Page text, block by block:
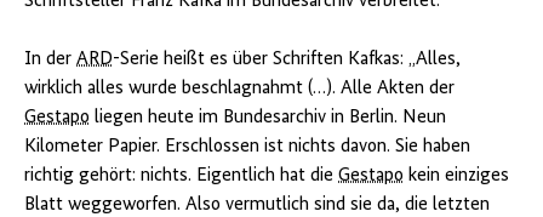
In der ARD-Serie heißt es über Schriften Kafkas: „Alles,
wirklich alles wurde beschlagnahmt (…). Alle Akten der
Gestapo liegen heute im Bundesarchiv in Berlin. Neun
Kilometer Papier. Erschlossen ist nichts davon. Sie haben
richtig gehört: nichts. Eigentlich hat die Gestapo kein einziges
Blatt weggeworfen. Also vermutlich sind sie da, die letzten